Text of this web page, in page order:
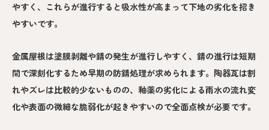
やすく、これらが進行すると吸水性が高まって下地の劣化を招き
やすいです。
金属屋根は塗膜剥離や錆の発生が進行しやすく、錆の進行は短期
間で深刻化するため早期の防錆処理が求められます。陶器瓦は割
れやズレは比較的少ないものの、釉薬の劣化による雨水の流れ変
化や表面の微細な脆弱化が起きやすいので全面点検が必要です。